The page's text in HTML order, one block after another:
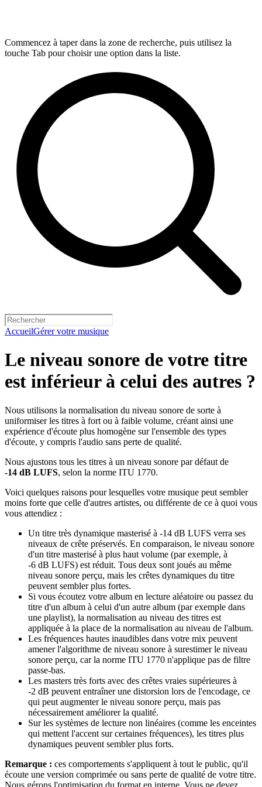
Commencez à taper dans la zone de recherche, puis utilisez la
touche Tab pour choisir une option dans la liste.
AccueilGérer votre musique
Le niveau sonore de votre titre
est inférieur à celui des autres ?
Nous utilisons la normalisation du niveau sonore de sorte à
uniformiser les titres à fort ou à faible volume, créant ainsi une
expérience d'écoute plus homogène sur l'ensemble des types
d'écoute, y compris l'audio sans perte de qualité.
Nous ajustons tous les titres à un niveau sonore par défaut de
-14 dB LUFS, selon la norme ITU 1770.
Voici quelques raisons pour lesquelles votre musique peut sembler
moins forte que celle d'autres artistes, ou différente de ce à quoi vous
vous attendiez :
Un titre très dynamique masterisé à -14 dB LUFS verra ses
niveaux de crête préservés. En comparaison, le niveau sonore
d'un titre masterisé à plus haut volume (par exemple, à
-6 dB LUFS) est réduit. Tous deux sont joués au même
niveau sonore perçu, mais les crêtes dynamiques du titre
peuvent sembler plus fortes.
Si vous écoutez votre album en lecture aléatoire ou passez du
titre d'un album à celui d'un autre album (par exemple dans
une playlist), la normalisation au niveau des titres est
appliquée à la place de la normalisation au niveau de l'album.
Les fréquences hautes inaudibles dans votre mix peuvent
amener l'algorithme de niveau sonore à surestimer le niveau
sonore perçu, car la norme ITU 1770 n'applique pas de filtre
passe-bas.
Les masters très forts avec des crêtes vraies supérieures à
-2 dB peuvent entraîner une distorsion lors de l'encodage, ce
qui peut augmenter le niveau sonore perçu, mais pas
nécessairement améliorer la qualité.
Sur les systèmes de lecture non linéaires (comme les enceintes
qui mettent l'accent sur certaines fréquences), les titres plus
dynamiques peuvent sembler plus forts.
Remarque : ces comportements s'appliquent à tout le public, qu'il
écoute une version comprimée ou sans perte de qualité de votre titre.
Nous gérons l'optimisation du format en interne. Vous ne devez